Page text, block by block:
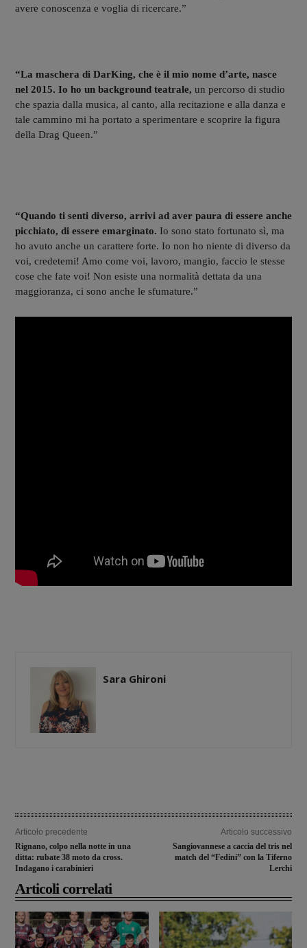
avere conoscenza e voglia di ricercare.”
“La maschera di DarKing, che è il mio nome d’arte, nasce
nel 2015. Io ho un background teatrale, un percorso di studio
che spazia dalla musica, al canto, alla recitazione e alla danza e
tale cammino mi ha portato a sperimentare e scoprire la figura
della Drag Queen.”
“Quando ti senti diverso, arrivi ad aver paura di essere anche
picchiato, di essere emarginato. Io sono stato fortunato sì, ma
ho avuto anche un carattere forte. Io non ho niente di diverso da
voi, credetemi! Amo come voi, lavoro, mangio, faccio le stesse
cose che fate voi! Non esiste una normalità dettata da una
maggioranza, ci sono anche le sfumature.”
Sara Ghironi
Articolo precedente
Rignano, colpo nella notte in una
ditta: rubate 38 moto da cross.
Indagano i carabinieri
Articolo successivo
Sangiovannese a caccia del tris nel
match del “Fedini” con la Tiferno
Lerchi
Articoli correlati